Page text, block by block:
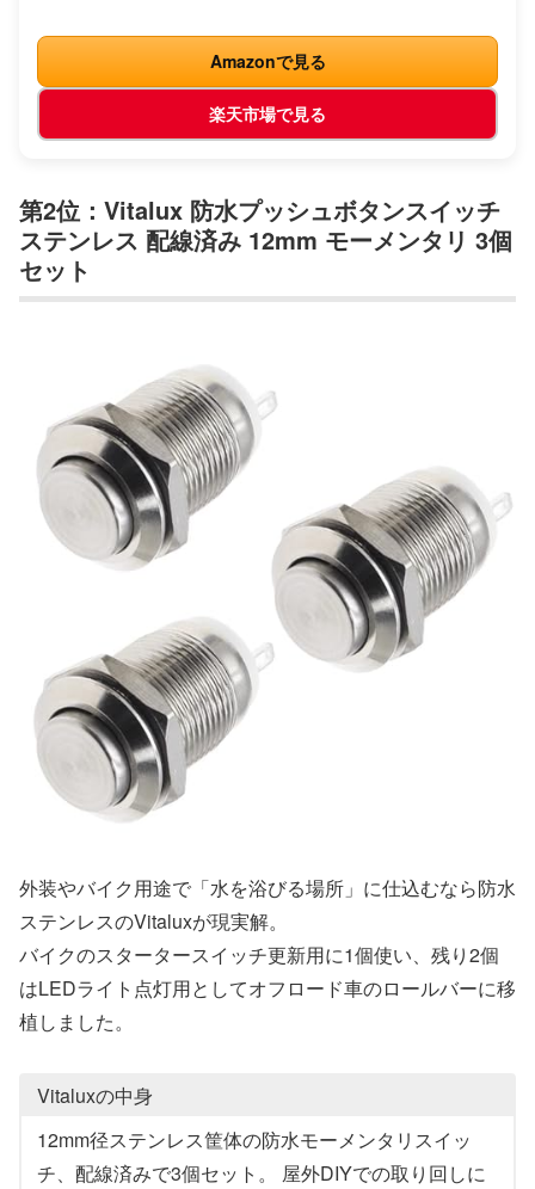
Amazonで見る
楽天市場で見る
第2位：Vitalux 防水プッシュボタンスイッチ
ステンレス 配線済み 12mm モーメンタリ 3個
セット
外装やバイク用途で「水を浴びる場所」に仕込むなら防水
ステンレスのVitaluxが現実解。
バイクのスタータースイッチ更新用に1個使い、残り2個
はLEDライト点灯用としてオフロード車のロールバーに移
植しました。
Vitaluxの中身
12mm径ステンレス筐体の防水モーメンタリスイッ
チ、配線済みで3個セット。 屋外DIYでの取り回しに